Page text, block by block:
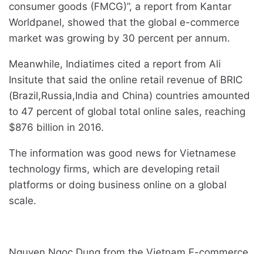
consumer goods (FMCG)”, a report from Kantar
Worldpanel, showed that the global e-commerce
market was growing by 30 percent per annum.
Meanwhile, Indiatimes cited a report from Ali
Insitute that said the online retail revenue of BRIC
(Brazil,Russia,India and China) countries amounted
to 47 percent of global total online sales, reaching
$876 billion in 2016.
The information was good news for Vietnamese
technology firms, which are developing retail
platforms or doing business online on a global
scale.